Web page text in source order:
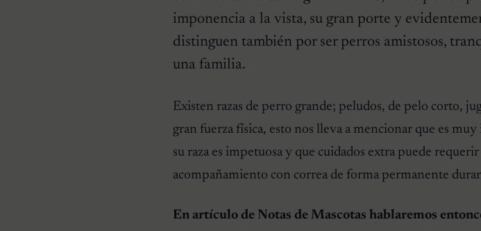
imponencia a la vista, su gran porte y
distinguen también por ser perros amistosos,
una familia.
Existen razas de perro grande; peludos, de pelo corto,
gran fuerza física, esto nos lleva a mencionar que es
su raza es impetuosa y que cuidados extra puede
acompañamiento con correa de forma permanente
En artículo de Notas de Mascotas hablaremos